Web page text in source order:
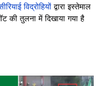
विद्रोहियों द्वारा इस्तेमाल
की तुलना में दिखाया गया है